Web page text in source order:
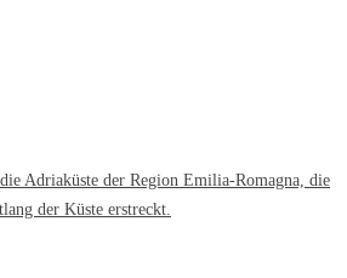
Adriaküste der Region Emilia-Romagna, die
der Küste erstreckt.